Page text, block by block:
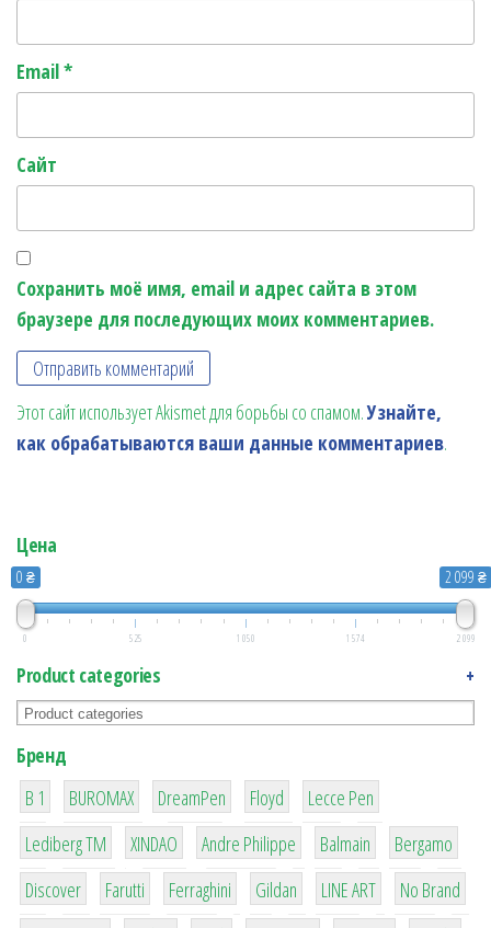
Email*
Сайт
Сохранить моё имя, email и адрес сайта в этом
браузере для последующих моих комментариев.
Этот сайт использует Akismet для борьбы со спамом.Узнайте,
как обрабатываются ваши данные комментариев.
Цена
0 ₴ 2 099 ₴
0 525 1 050 1 574 2 099
Product categories +
Бренд
B 1
1
BUROMAX
1
DreamPen
2
Floyd
2
Lecce Pen
3
Lediberg ТМ
3
XINDAO
1
Andre Philippe
4
Balmain
26
Bergamo
64
Discover
299
Farutti
4
Ferraghini
42
Gildan
4
LINE ART
90
No Brand
8 6 2 22 15 43